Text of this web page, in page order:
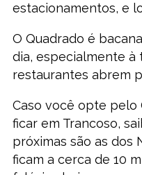
estacionamentos, e
O Quadrado é
dia, especialmente à
restaurantes abrem
Caso você opte pelo
ficar em Trancoso,
próximas são as dos
ficam a cerca de 10